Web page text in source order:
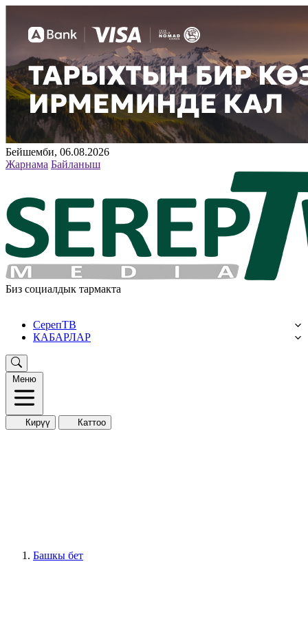
Бейшемби, 06.08.2026
Жарнама Байланыш
Биз социалдык тармакта
СерепТВ
КАБАРЛАР
Меню
Кирүү Каттоо
Башкы бет